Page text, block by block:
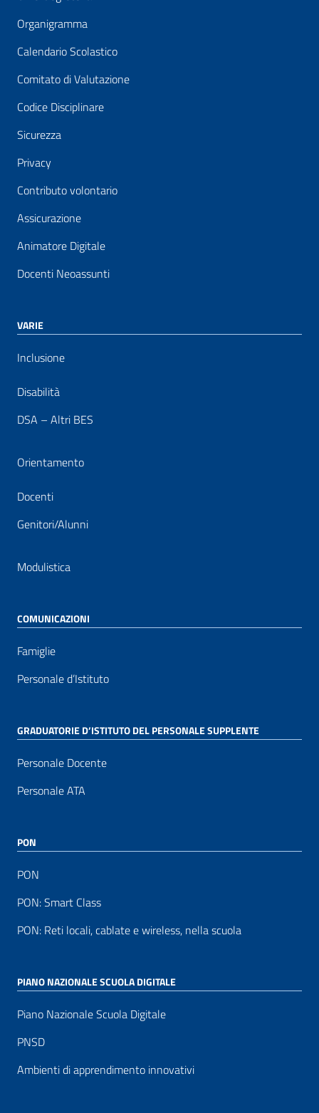
Organigramma
Calendario Scolastico
Comitato di Valutazione
Codice Disciplinare
Sicurezza
Privacy
Contributo volontario
Assicurazione
Animatore Digitale
Docenti Neoassunti
VARIE
Inclusione
Disabilità
DSA – Altri BES
Orientamento
Docenti
Genitori/Alunni
Modulistica
COMUNICAZIONI
Famiglie
Personale d’Istituto
GRADUATORIE D’ISTITUTO DEL PERSONALE SUPPLENTE
Personale Docente
Personale ATA
PON
PON
PON: Smart Class
PON: Reti locali, cablate e wireless, nella scuola
PIANO NAZIONALE SCUOLA DIGITALE
Piano Nazionale Scuola Digitale
PNSD
Ambienti di apprendimento innovativi